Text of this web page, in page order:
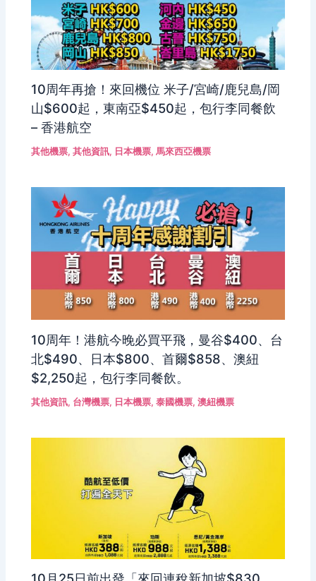
10周年再搶！來回機位 米子/宮崎/鹿兒島/岡
山$600起，東南亞$450起，包行李同餐飲
– 香港航空
其他機票,其他資訊, 日本機票,馬來西亞機票
10周年！港航今晚必買平飛，曼谷$400、台
北$490、日本$800、首爾$858、澳紐
$2,250起，包行李同餐飲。
其他資訊, 台灣機票, 日本機票,泰國機票,澳紐機票